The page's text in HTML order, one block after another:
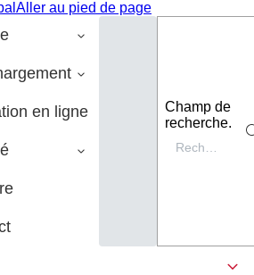
Aller au pied de page
en ligne
Champ de
recherche.